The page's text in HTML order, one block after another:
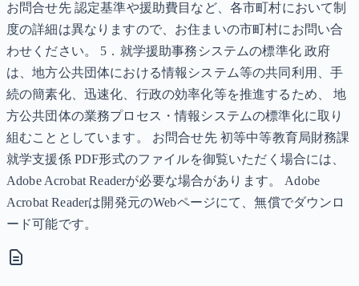
お問合せ先 認定基準や援助費目など、各市町村において制
度の詳細は異なりますので、お住まいの市町村にお問い合
わせください。 5．就学援助事務システムの標準化 政府
は、地方公共団体における情報システム等の共同利用、手
続の簡素化、迅速化、行政の効率化等を推進するため、 地
方公共団体の業務プロセス・情報システムの標準化に取り
組むこととしています。 お問合せ先 初等中等教育局財務課
就学支援係 PDF形式のファイルを御覧いただく場合には、
Adobe Acrobat Readerが必要な場合があります。 Adobe
Acrobat Readerは開発元のWebページにて、無償でダウンロ
ード可能です。